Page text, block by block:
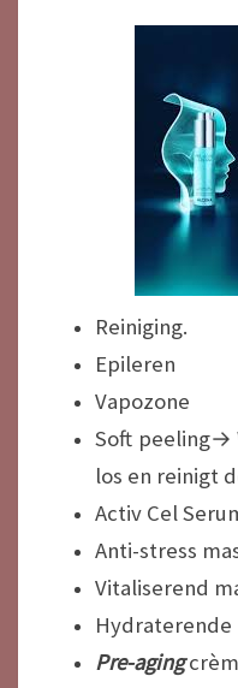
Reiniging.
Epileren
Vapozone
Soft peeling→
los en reinigt
Activ Cel
Anti-stress
Vitaliserend
Hydraterende
Pre-aging